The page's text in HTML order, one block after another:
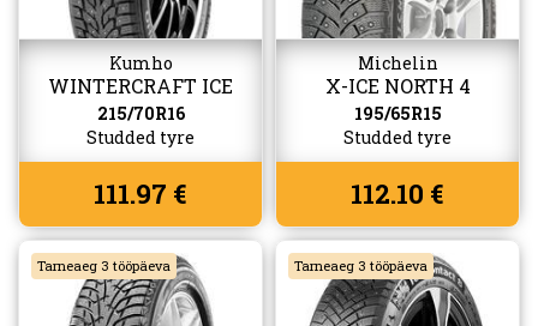
Kumho
WINTERCRAFT ICE
WI32
215/70R16
Studded tyre
111.97 €
Michelin
X-ICE NORTH 4
195/65R15
Studded tyre
112.10 €
Tarneaeg 3 tööpäeva Tarneaeg 3 tööpäeva